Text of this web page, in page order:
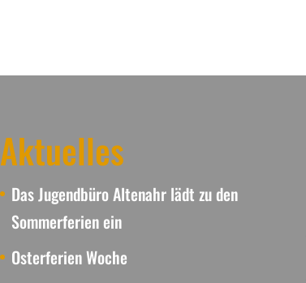
Aktuelles
Das Jugendbüro Altenahr lädt zu den
Sommerferien ein
Osterferien Woche